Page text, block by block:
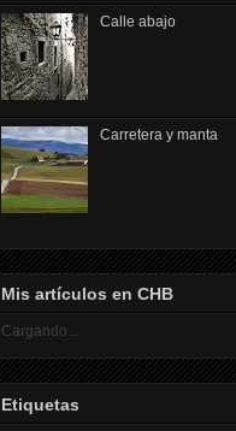
Calle abajo
Carretera y manta
Mis artículos en CHB
Cargando...
Etiquetas